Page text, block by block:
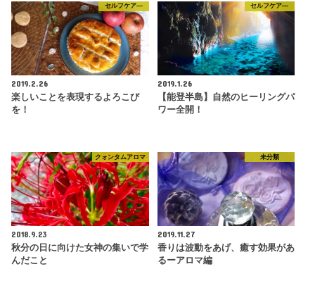
セルフケア―
2019.2.26
楽しいことを表現するよろこび
を！
セルフケア―
2019.1.26
【能登半島】自然のヒーリングパ
ワー全開！
クォンタムアロマ
2018.9.23
秋分の日に向けた女神の集いで学
んだこと
未分類
2019.11.27
香りは波動をあげ、癒す効果があ
るーアロマ編